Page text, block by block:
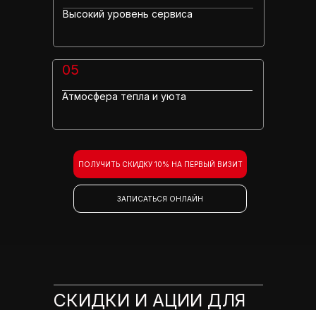
05
Атмосфера тепла и уюта
Высокий уровень сервиса
ПОЛУЧИТЬ СКИДКУ 10% НА ПЕРВЫЙ ВИЗИТ
ЗАПИСАТЬСЯ ОНЛАЙН
СКИДКИ И АЦИИ ДЛЯ